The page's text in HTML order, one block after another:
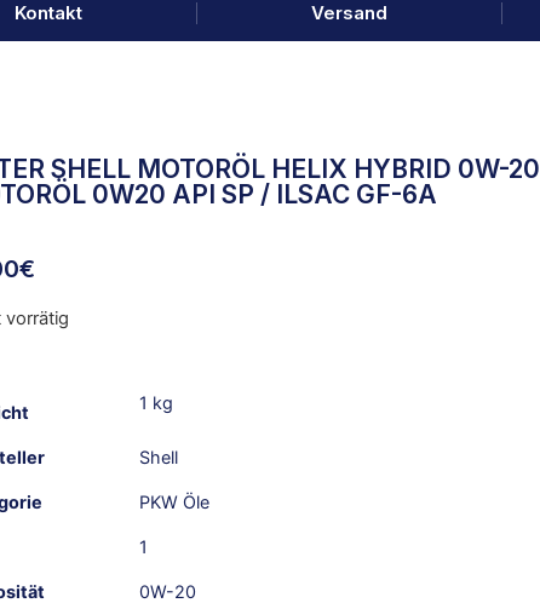
Kontakt Versand
SHELL MOTORÖL HELIX HYBRID 0W-20
0W20 API SP / ILSAC GF-6A
€
vorrätig
1 kg
Shell
PKW Öle
1
0W-20